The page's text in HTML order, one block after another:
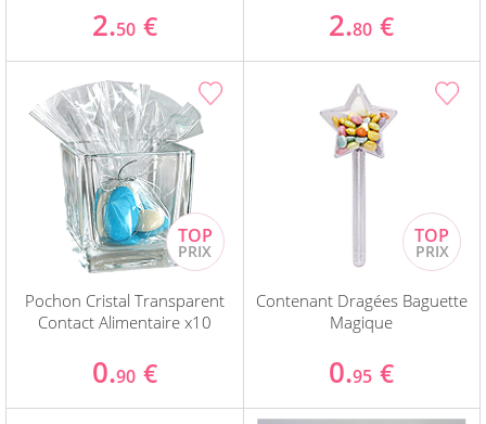
2.50 € 2.80 €
Pochon Cristal Transparent
Contact Alimentaire x10
0.90 €
Contenant Dragées Baguette
Magique
0.95 €